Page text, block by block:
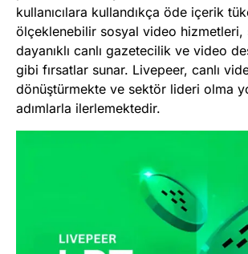
kullanıcılara kullandıkça öde içerik
ölçeklenebilir sosyal video hizmetleri,
dayanıklı canlı gazetecilik ve video
gibi fırsatlar sunar. Livepeer, canlı
dönüştürmekte ve sektör lideri olma
adımlarla ilerlemektedir.